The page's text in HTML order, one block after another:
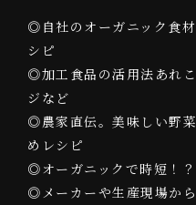
◎自社のオーガニック食
シピ
◎加工食品の活用法あれ
ジなど
◎農家直伝。美味しい野
めレシピ
◎オーガニックで時短！
◎メーカーや生産現場か